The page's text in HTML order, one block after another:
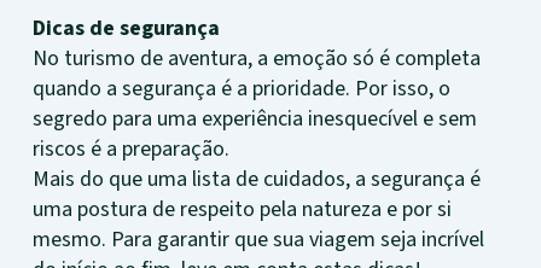
Dicas de segurança
No turismo de aventura, a emoção só é completa
quando a segurança é a prioridade. Por isso, o
segredo para uma experiência inesquecível e sem
riscos é a preparação.
Mais do que uma lista de cuidados, a segurança é
uma postura de respeito pela natureza e por si
mesmo. Para garantir que sua viagem seja incrível